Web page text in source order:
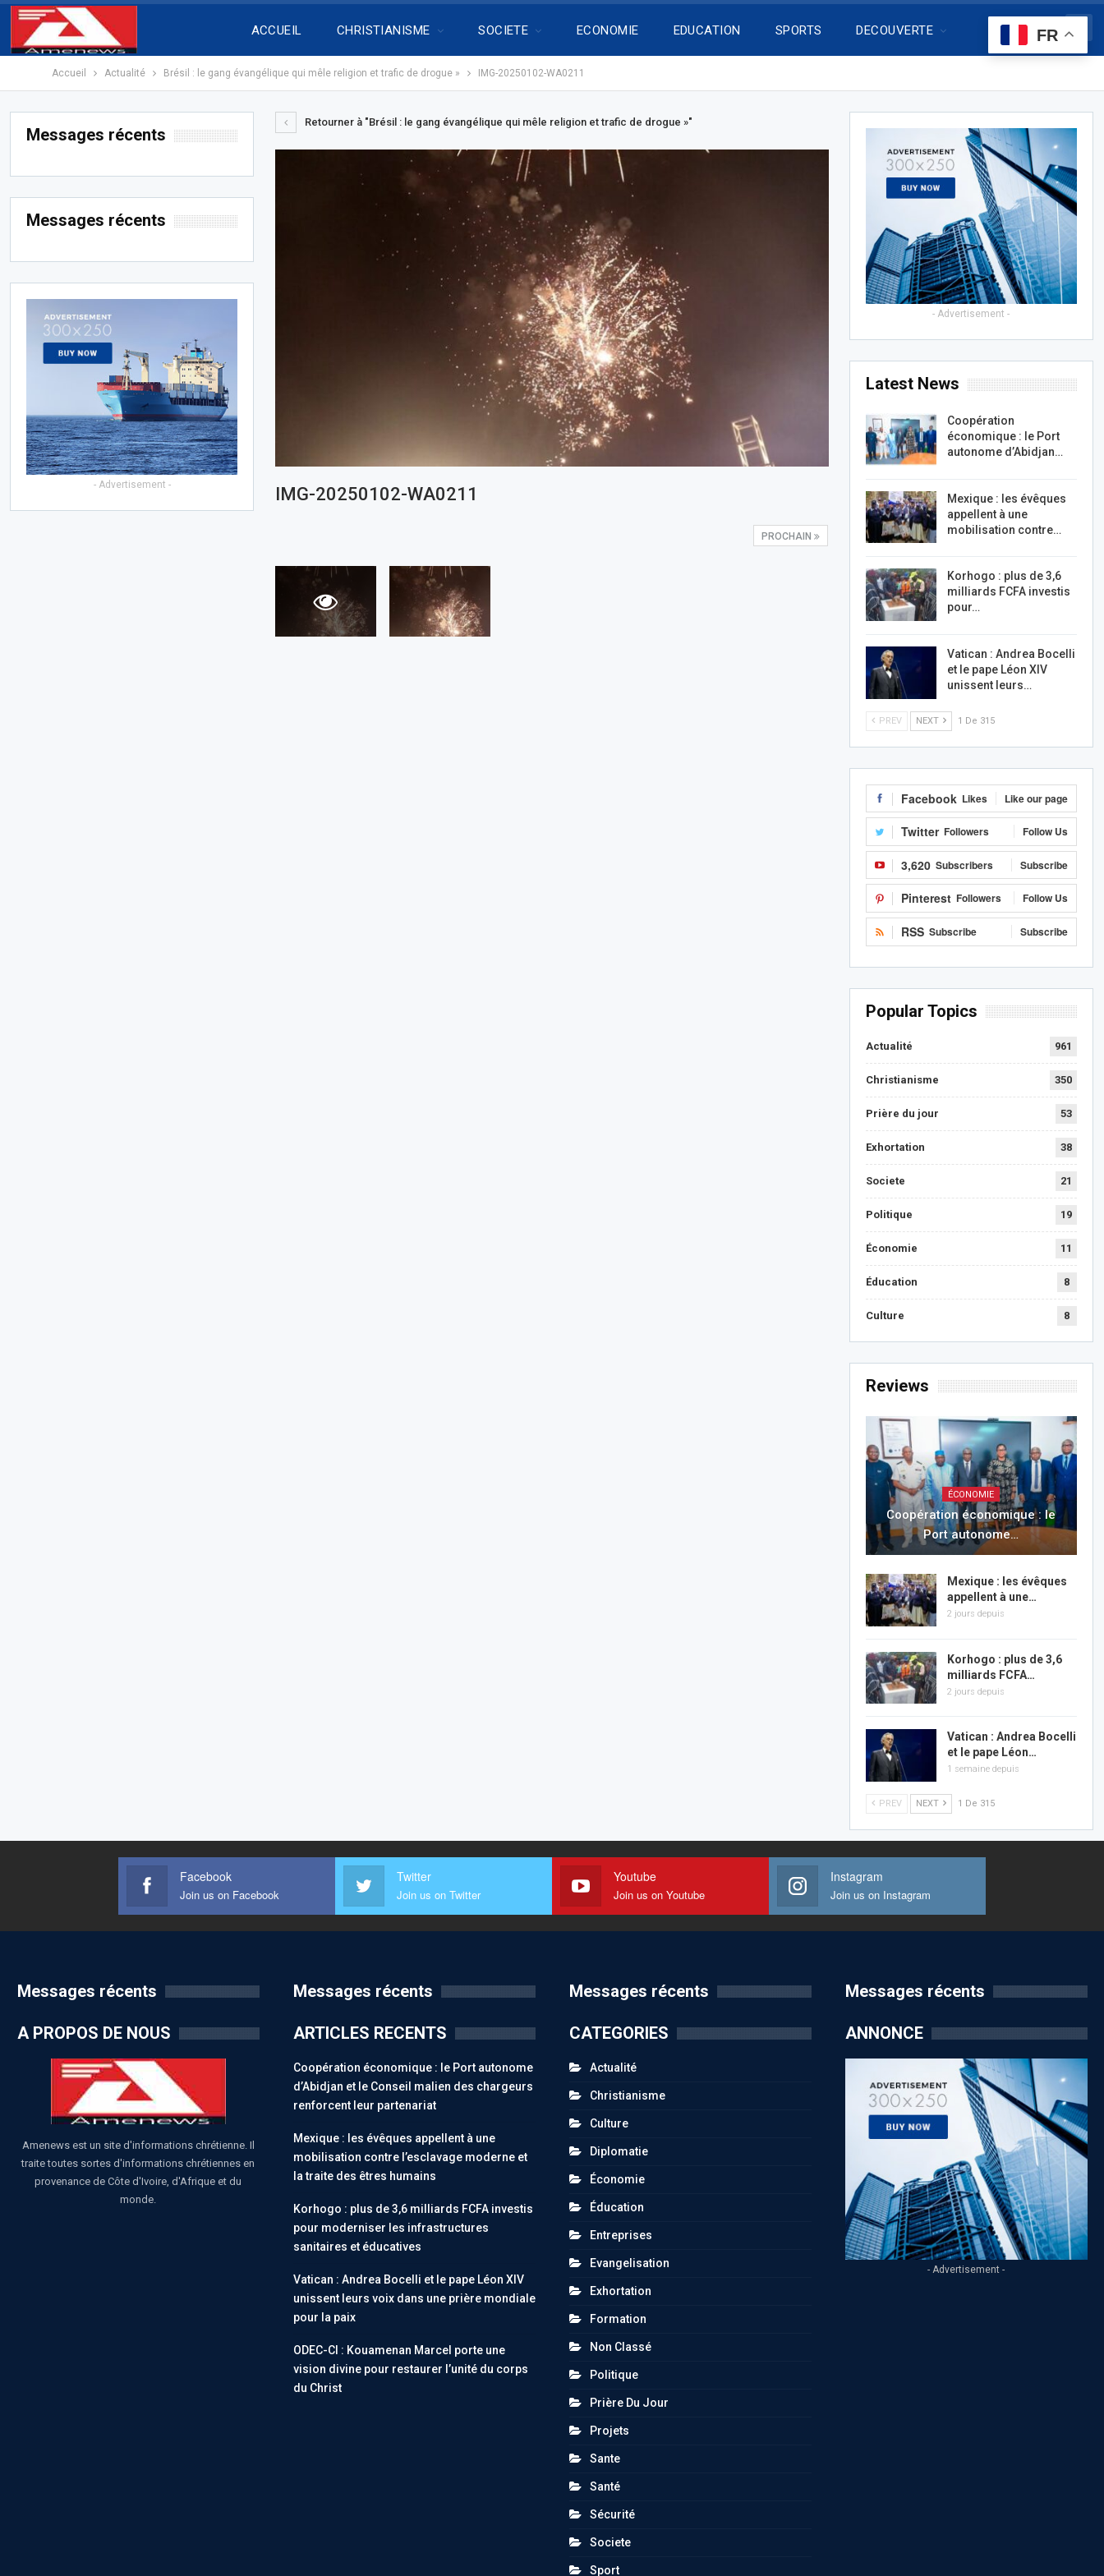
ACCUEIL CHRISTIANISME SOCIETE ECONOMIE EDUCATION SPORTS DECOUVERTE
Accueil Actualité Brésil : le gang évangélique qui mêle religion et trafic de drogue » IMG-20250102-WA0211
Retourner à "Brésil : le gang évangélique qui mêle religion et trafic de drogue »"
IMG-20250102-WA0211
PROCHAIN
- Advertisement -
Latest News
Coopération
économique : le Port
autonome d’Abidjan…
Mexique : les évêques
appellent à une
mobilisation contre…
Korhogo : plus de 3,6
milliards FCFA investis
pour…
Vatican : Andrea Bocelli
et le pape Léon XIV
unissent leurs…
PREV NEXT 1 De 315
Facebook Likes Like our page
Twitter Followers Follow Us
3,620 Subscribers Subscribe
Pinterest Followers Follow Us
RSS Subscribe Subscribe
Popular Topics
Actualité 961
Christianisme 350
Prière du jour 53
Exhortation 38
Societe 21
Politique 19
Économie 11
Éducation 8
Culture 8
Reviews
ÉCONOMIE
Coopération économique : le
Port autonome…
Mexique : les évêques
appellent à une…
2 jours depuis
Korhogo : plus de 3,6
milliards FCFA…
2 jours depuis
Vatican : Andrea Bocelli
et le pape Léon…
1 semaine depuis
PREV NEXT 1 De 315
Messages récents
Messages récents
- Advertisement -
Facebook
Join us on Facebook
Twitter
Join us on Twitter
Youtube
Join us on Youtube
Instagram
Join us on Instagram
Messages récents
A PROPOS DE NOUS
Amenews est un site d'informations chrétienne. Il
traite toutes sortes d'informations chrétiennes en
provenance de Côte d'Ivoire, d'Afrique et du
monde.
Messages récents
ARTICLES RECENTS
Coopération économique : le Port autonome
d’Abidjan et le Conseil malien des chargeurs
renforcent leur partenariat
Mexique : les évêques appellent à une
mobilisation contre l’esclavage moderne et
la traite des êtres humains
Korhogo : plus de 3,6 milliards FCFA investis
pour moderniser les infrastructures
sanitaires et éducatives
Vatican : Andrea Bocelli et le pape Léon XIV
unissent leurs voix dans une prière mondiale
pour la paix
ODEC-CI : Kouamenan Marcel porte une
vision divine pour restaurer l’unité du corps
du Christ
Messages récents
CATEGORIES
Actualité
Christianisme
Culture
Diplomatie
Économie
Éducation
Entreprises
Evangelisation
Exhortation
Formation
Non Classé
Politique
Prière Du Jour
Projets
Sante
Santé
Sécurité
Societe
Sport
Messages récents
ANNONCE
- Advertisement -
FR